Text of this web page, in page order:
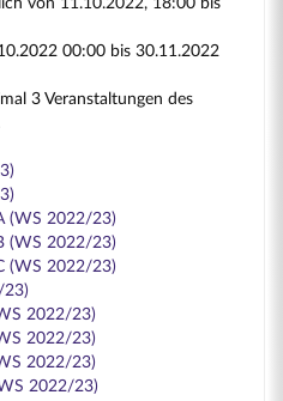
von 11.10.2022, 18:00 bis
00:00 bis 30.11.2022
3 Veranstaltungen des
(WS 2022/23)
(WS 2022/23)
(WS 2022/23)
23)
2022/23)
2022/23)
2022/23)
2022/23)